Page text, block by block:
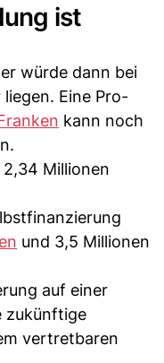
ist
würde dann bei
Eine Pro-
kann noch
Millionen
und 3,5 Millionen
auf einer
zukünftige
vertretbaren